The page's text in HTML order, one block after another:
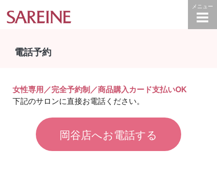
電話予約
女性専用／完全予約制／商品購入カード支払いOK
下記のサロンに直接お電話ください。
岡谷店へお電話する